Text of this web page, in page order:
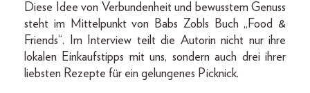
Diese Idee von Verbundenheit und bewusstem Genuss
steht im Mittelpunkt von Babs Zobls Buch „Food &
Friends“. Im Interview teilt die Autorin nicht nur ihre
lokalen Einkaufstipps mit uns, sondern auch drei ihrer
liebsten Rezepte für ein gelungenes Picknick.